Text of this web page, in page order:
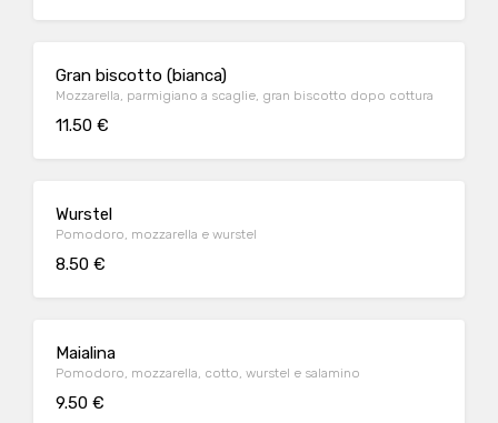
Gran biscotto (bianca)
Mozzarella, parmigiano a scaglie, gran biscotto dopo cottura
11.50 €
Wurstel
Pomodoro, mozzarella e wurstel
8.50 €
Maialina
Pomodoro, mozzarella, cotto, wurstel e salamino
9.50 €